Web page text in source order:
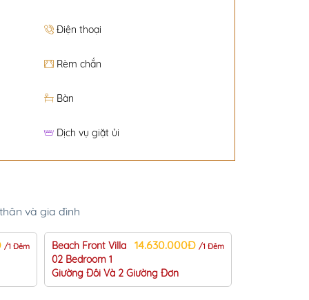
Điện thoại
Rèm chắn
Bàn
Dịch vụ giặt ủi
và gia đình
/1 Đêm 14.630.000Đ /1 Đêm
Beach Front Villa
02 Bedroom 1
Giường Đôi Và 2 Giường Đơn